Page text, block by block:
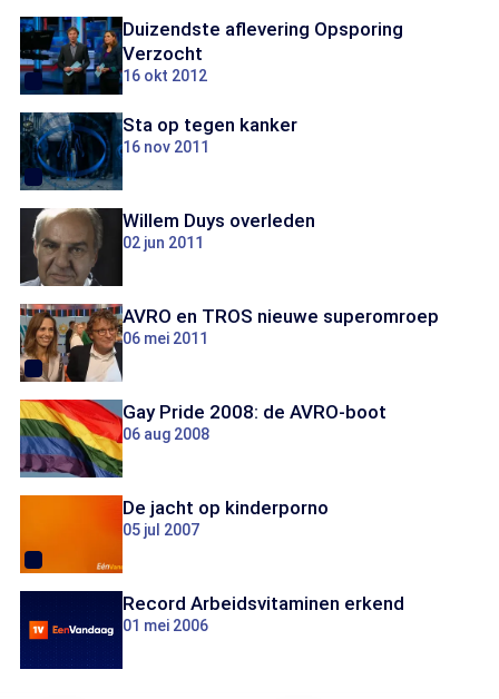
Duizendste aflevering Opsporing
Verzocht
16 okt 2012
Sta op tegen kanker
16 nov 2011
Willem Duys overleden
02 jun 2011
AVRO en TROS nieuwe superomroep
06 mei 2011
Gay Pride 2008: de AVRO-boot
06 aug 2008
De jacht op kinderporno
05 jul 2007
Record Arbeidsvitaminen erkend
01 mei 2006